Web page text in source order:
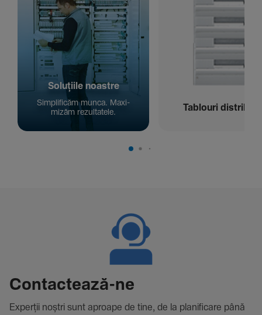
Solu­țiile noastre
Simpli­ficăm munca. Maxi­
mizăm rezul­ta­tele.
Tablouri
Contac­tează-ne
Experții noștri sunt aproape de tine, de la plani­fi­care până